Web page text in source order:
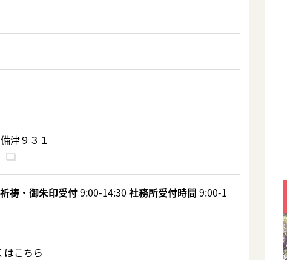
津９３１
祷・御朱印受付9:00-14:30 社務所受付時間 9:00-1
はこちら